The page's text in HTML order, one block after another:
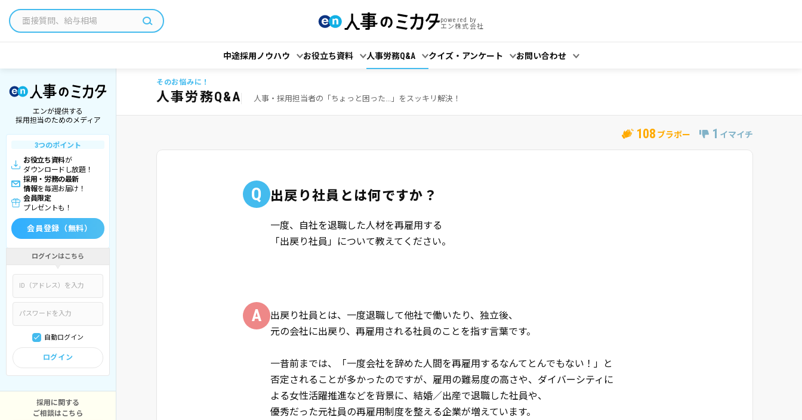
powered by
エン株式会社
中途採用ノウハウ お役立ち資料 人事労務Q&A クイズ・アンケート お問い合わせ
エンが提供する
採用担当のためのメディア
3つのポイント
お役立ち資料が
ダウンロードし放題！
採用・労務の最新
情報を毎週お届け！
会員限定
プレゼントも！
会員登録（無料）
ログインはこちら
自動ログイン
ログイン
採用に関する
ご相談はこちら
そのお悩みに！
人事労務Q&A 人事・採用担当者の「ちょっと困った...」をスッキリ解決！
108 ブラボー 1 イマイチ
Q 出戻り社員とは何ですか？
一度、自社を退職した人材を再雇用する
「出戻り社員」について教えてください。
A
出戻り社員とは、一度退職して他社で働いたり、独立後、
元の会社に出戻り、再雇用される社員のことを指す言葉です。
一昔前までは、「一度会社を辞めた人間を再雇用するなんてとんでもない！」と
否定されることが多かったのですが、雇用の難易度の高さや、ダイバーシティに
よる女性活躍推進などを背景に、結婚／出産で退職した社員や、
優秀だった元社員の再雇用制度を整える企業が増えています。